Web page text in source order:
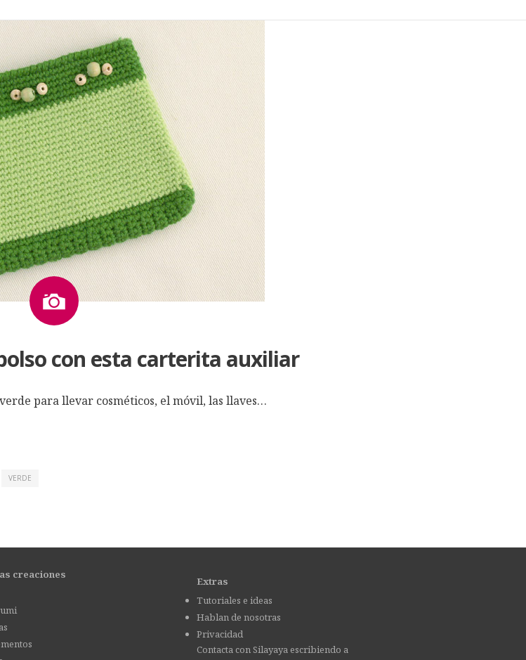
Imagen
con esta carterita auxiliar
para llevar cosméticos, el móvil, las llaves…
VERDE
creaciones
Extras
Tutoriales e ideas
Hablan de nosotras
Privacidad
Contacta con Silayaya escribiendo a